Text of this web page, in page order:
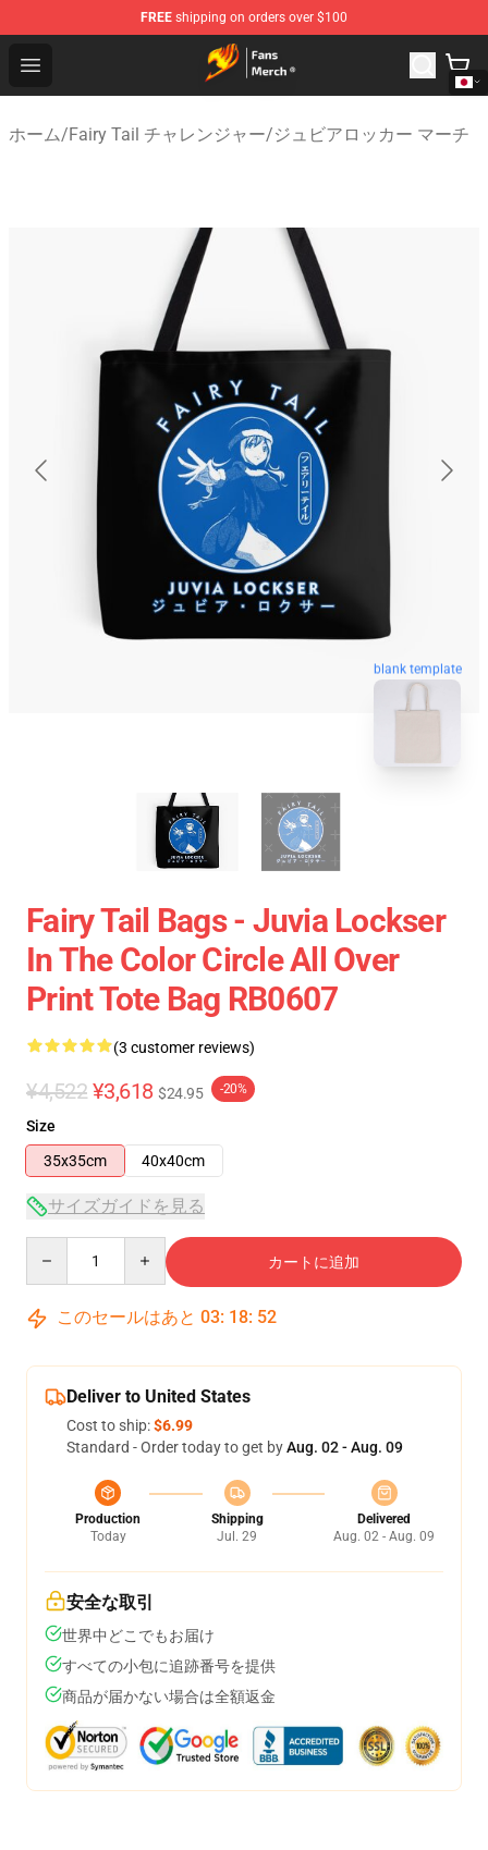
FREE shipping on orders over $100
Open menu
Fairy Tail Store - Official Fairy Tail Merchandise Shop
ホーム/Fairy Tail チャレンジャー/ジュビアロッカー マーチ
blank template
Fairy Tail Bags - Juvia Lockser
In The Color Circle All Over
Print Tote Bag RB0607
(3 customer reviews)
¥4,522 ¥3,618 $24.95 -20%
Size
35x35cm
40x40cm
サイズガイドを見る
カートに追加
このセールはあと 03: 18: 51
Deliver to United States
Cost to ship:$6.99
Standard - Order today to get byAug. 02 - Aug. 09
Production
Today
Shipping
Jul. 29
Delivered
Aug. 02 - Aug. 09
安全な取引
世界中どこでもお届け
すべての小包に追跡番号を提供
商品が届かない場合は全額返金